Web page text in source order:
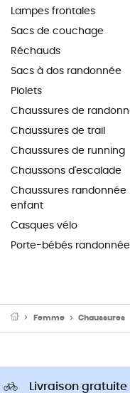
Lampes frontales
Sacs de couchage
Réchauds
Sacs à dos randonnée
Piolets
Chaussures de
Chaussures de trail
Chaussures de running
Chaussons d'escalade
Chaussures randonnée
enfant
Casques vélo
Porte-bébés randonnée
Femme Chaussures
Livraison gratuite